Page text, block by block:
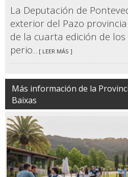
La Deputación de
exterior del Pazo
de la cuarta edición de
perio ... [ LEER MÁS ]
Más información de la
Baixas